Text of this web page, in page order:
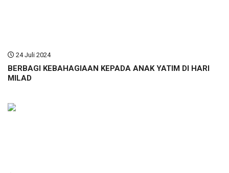
24 Juli 2024
BERBAGI KEBAHAGIAAN KEPADA ANAK YATIM DI HARI
MILAD